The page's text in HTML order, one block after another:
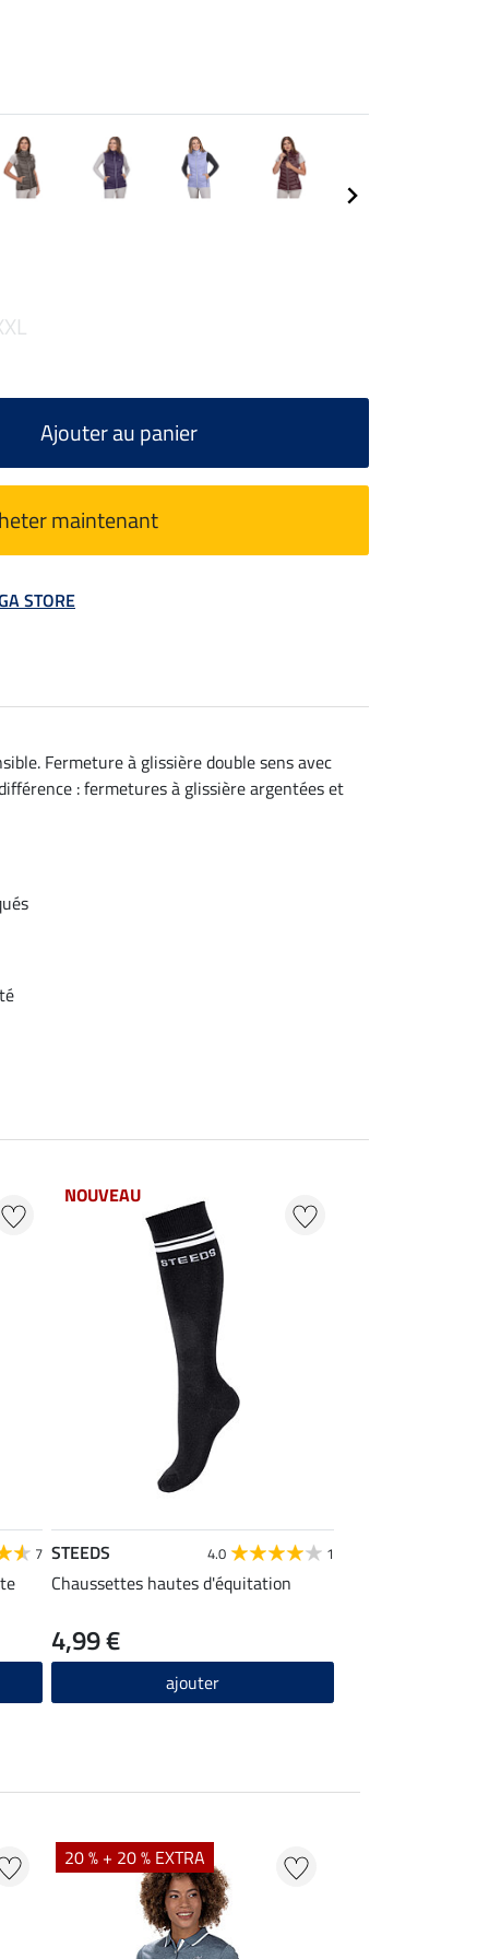
Ajouter au panier
maintenant
STORE
Fermeture à glissière double sens avec
: fermetures à glissière argentées et
7
NOUVEAU
STEEDS 4.0 1
Chaussettes hautes d'équitation
4,99 €
ajouter
20 % + 20 % EXTRA